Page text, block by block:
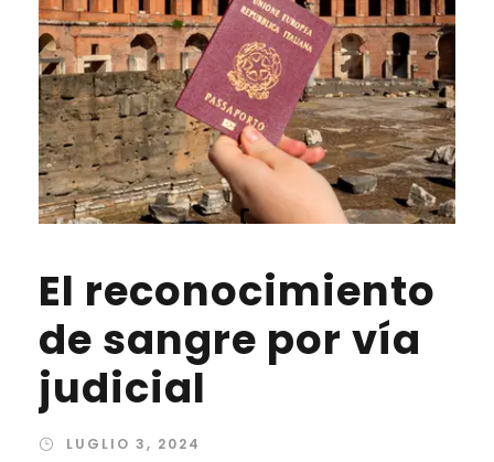
El reconocimiento
de sangre por vía
judicial
LUGLIO 3, 2024